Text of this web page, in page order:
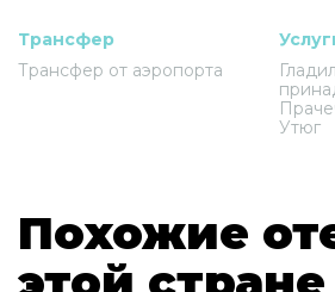
Трансфер
Трансфер от аэропорта
Утюг
Похожие